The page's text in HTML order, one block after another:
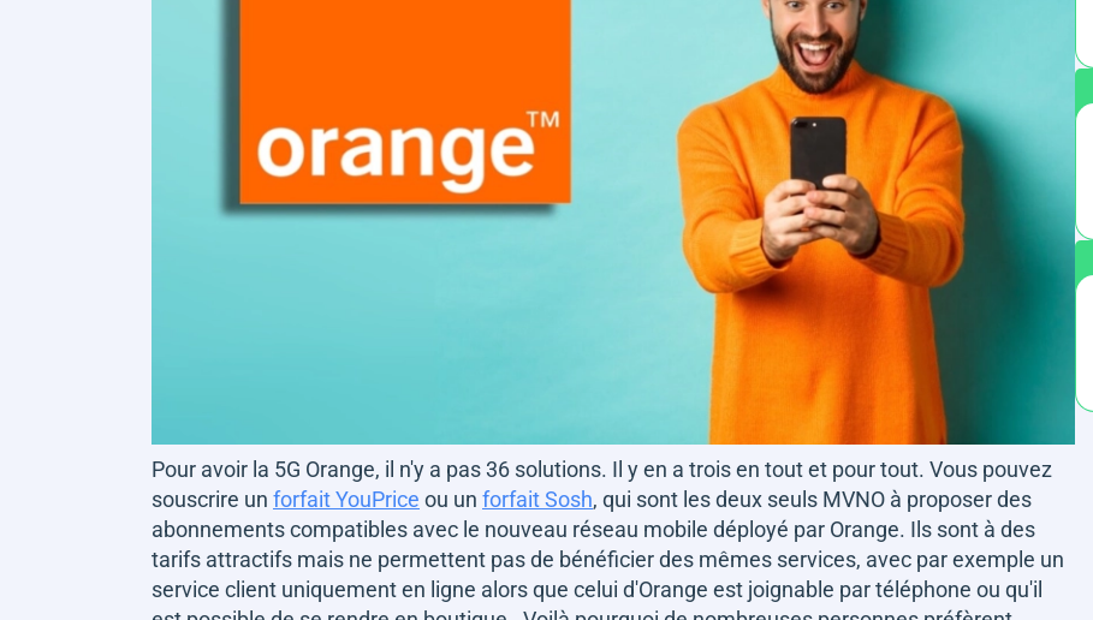
Pour avoir la 5G Orange, il n'y a pas 36 solutions. Il y en a trois en tout et pour tout. Vous pouvez
souscrire un forfait YouPrice ou un forfait Sosh, qui sont les deux seuls MVNO à proposer des
abonnements compatibles avec le nouveau réseau mobile déployé par Orange. Ils sont à des
tarifs attractifs mais ne permettent pas de bénéficier des mêmes services, avec par exemple un
service client uniquement en ligne alors que celui d'Orange est joignable par téléphone ou qu'il